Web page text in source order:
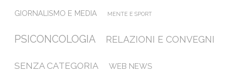
GIORNALISMO E MEDIA MENTE E SPORT
PSICONCOLOGIA RELAZIONI E CONVEGNI
SENZA CATEGORIA WEB NEWS